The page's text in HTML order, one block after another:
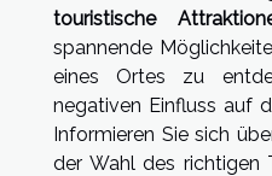
touristische
spannende
eines Ortes zu
negativen Einfluss auf
Informieren Sie sich
der Wahl des richtigen